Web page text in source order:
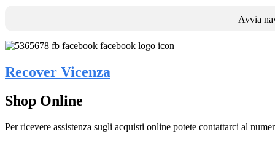
Avvia
Recover Vicenza
Shop Online
Per ricevere assistenza sugli acquisti online potete contattarci al